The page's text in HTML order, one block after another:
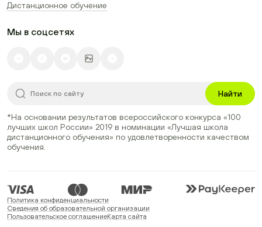
Дистанционное обучение
Мы в соцсетях
Найти
*На основании результатов всероссийского конкурса «100
лучших школ России» 2019 в номинации «Лучшая школа
дистанционного обучения» по удовлетворенности качеством
обучения.
Политика конфиденциальности
Сведения об образовательной организации
Пользовательское соглашениеКарта сайта